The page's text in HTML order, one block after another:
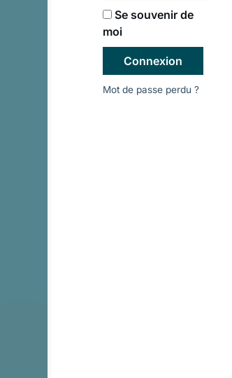
Se souvenir de
moi
Connexion
Mot de passe perdu ?